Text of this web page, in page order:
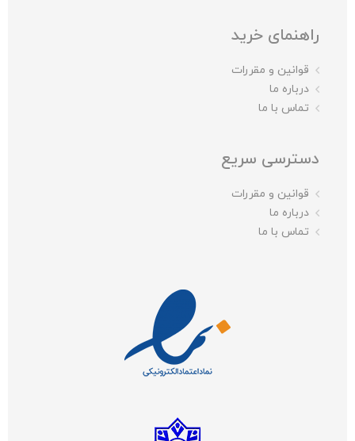
راهنمای خرید
قوانین و مقررات
درباره ما
تماس با ما
دسترسی سریع
قوانین و مقررات
درباره ما
تماس با ما